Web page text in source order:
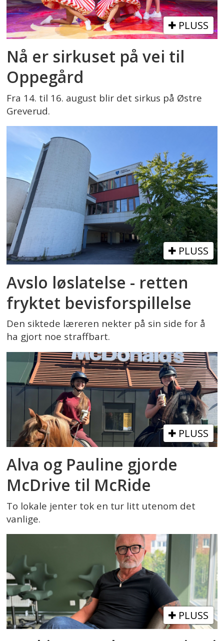
PLUSS
Nå er sirkuset på vei til
Oppegård
Fra 14. til 16. august blir det sirkus på Østre
Greverud.
PLUSS
Avslo løslatelse - retten
fryktet bevisforspillelse
Den siktede læreren nekter på sin side for å
ha gjort noe straffbart.
PLUSS
Alva og Pauline gjorde
McDrive til McRide
To lokale jenter tok en tur litt utenom det
vanlige.
PLUSS